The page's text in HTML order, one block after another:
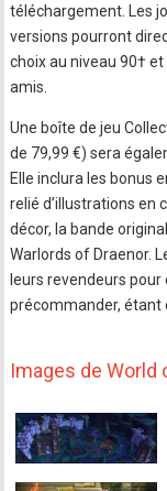
téléchargement. Les
versions pourront
choix au niveau 90†
amis.
Une boîte de jeu
de 79,99 €) sera
Elle inclura les bonus
relié d’illustrations en
décor, la bande
Warlords of Draenor.
leurs revendeurs pour
précommander, étant
Images de World